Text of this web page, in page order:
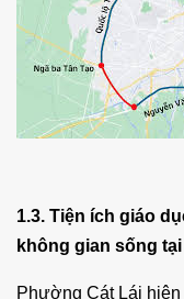
1.3. Tiện ích giáo
không gian sống
Phường Cát Lái